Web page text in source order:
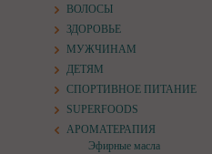
ВОЛОСЫ
ЗДОРОВЬЕ
МУЖЧИНАМ
ДЕТЯМ
СПОРТИВНОЕ ПИТАНИЕ
SUPERFOODS
АРОМАТЕРАПИЯ
Эфирные масла